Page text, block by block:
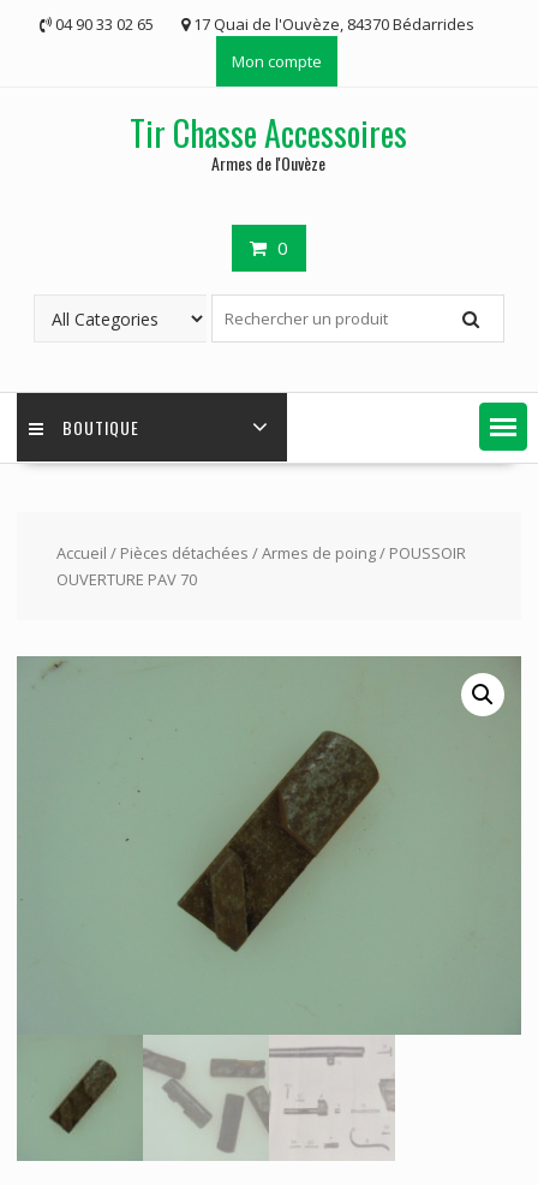
04 90 33 02 65
17 Quai de l'Ouvèze, 84370 Bédarrides
Mon compte
Tir Chasse Accessoires
Armes de l'Ouvèze
0
BOUTIQUE
Accueil / Pièces détachées /Armes de poing/ POUSSOIR
OUVERTURE PAV 70